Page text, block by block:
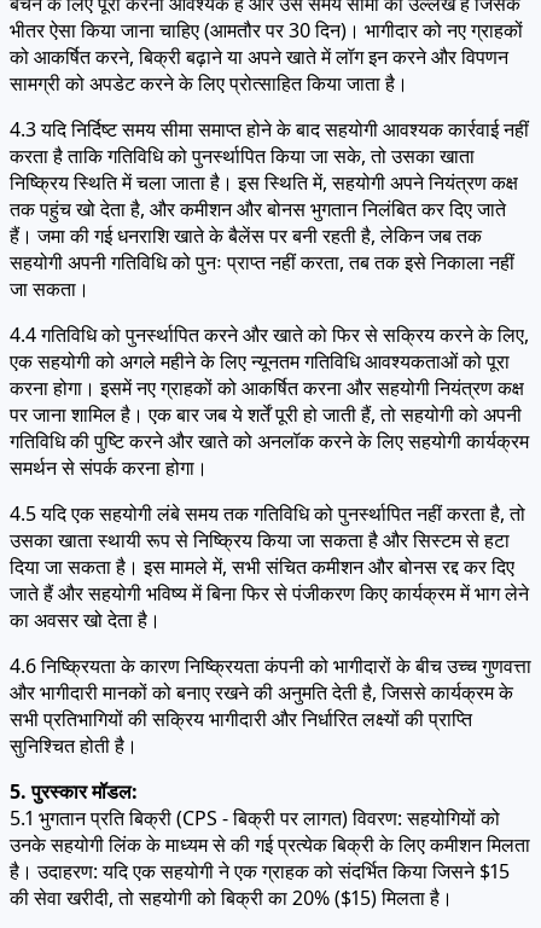
भीतर ऐसा किया जाना चाहिए (आमतौर पर 30 दिन)। भागीदार को नए ग्राहकों
को आकर्षित करने, बिक्री बढ़ाने या अपने खाते में लॉग इन करने और विपणन
सामग्री को अपडेट करने के लिए प्रोत्साहित किया जाता है।
4.3 यदि निर्दिष्ट समय सीमा समाप्त होने के बाद सहयोगी आवश्यक कार्रवाई नहीं
करता है ताकि गतिविधि को पुनर्स्थापित किया जा सके, तो उसका खाता
निष्क्रिय स्थिति में चला जाता है। इस स्थिति में, सहयोगी अपने नियंत्रण कक्ष
तक पहुंच खो देता है, और कमीशन और बोनस भुगतान निलंबित कर दिए जाते
हैं। जमा की गई धनराशि खाते के बैलेंस पर बनी रहती है, लेकिन जब तक
सहयोगी अपनी गतिविधि को पुनः प्राप्त नहीं करता, तब तक इसे निकाला नहीं
जा सकता।
4.4 गतिविधि को पुनर्स्थापित करने और खाते को फिर से सक्रिय करने के लिए,
एक सहयोगी को अगले महीने के लिए न्यूनतम गतिविधि आवश्यकताओं को पूरा
करना होगा। इसमें नए ग्राहकों को आकर्षित करना और सहयोगी नियंत्रण कक्ष
पर जाना शामिल है। एक बार जब ये शर्तें पूरी हो जाती हैं, तो सहयोगी को अपनी
गतिविधि की पुष्टि करने और खाते को अनलॉक करने के लिए सहयोगी कार्यक्रम
समर्थन से संपर्क करना होगा।
4.5 यदि एक सहयोगी लंबे समय तक गतिविधि को पुनर्स्थापित नहीं करता है, तो
उसका खाता स्थायी रूप से निष्क्रिय किया जा सकता है और सिस्टम से हटा
दिया जा सकता है। इस मामले में, सभी संचित कमीशन और बोनस रद्द कर दिए
जाते हैं और सहयोगी भविष्य में बिना फिर से पंजीकरण किए कार्यक्रम में भाग लेने
का अवसर खो देता है।
4.6 निष्क्रियता के कारण निष्क्रियता कंपनी को भागीदारों के बीच उच्च गुणवत्ता
और भागीदारी मानकों को बनाए रखने की अनुमति देती है, जिससे कार्यक्रम के
सभी प्रतिभागियों की सक्रिय भागीदारी और निर्धारित लक्ष्यों की प्राप्ति
सुनिश्चित होती है।
5. पुरस्कार मॉडल:
5.1 भुगतान प्रति बिक्री (CPS - बिक्री पर लागत) विवरण: सहयोगियों को
उनके सहयोगी लिंक के माध्यम से की गई प्रत्येक बिक्री के लिए कमीशन मिलता
है। उदाहरण: यदि एक सहयोगी ने एक ग्राहक को संदर्भित किया जिसने $15
की सेवा खरीदी, तो सहयोगी को बिक्री का 20% ($15) मिलता है।